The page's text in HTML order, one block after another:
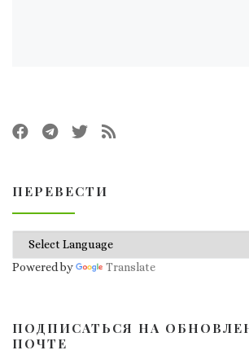
ПЕРЕВЕСТИ
Powered by Translate
ПОДПИСАТЬСЯ НА
ПОЧТЕ